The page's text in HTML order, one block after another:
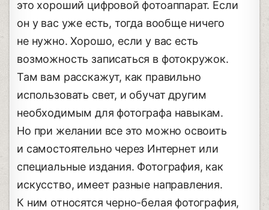
это хороший цифровой фотоаппарат. Если
он у вас уже есть, тогда вообще ничего
не нужно. Хорошо, если у вас есть
возможность записаться в фотокружок.
Там вам расскажут, как правильно
использовать свет, и обучат другим
необходимым для фотографа навыкам.
Но при желании все это можно освоить
и самостоятельно через Интернет или
специальные издания. Фотография, как
искусство, имеет разные направления.
К ним относятся черно-белая фотография,